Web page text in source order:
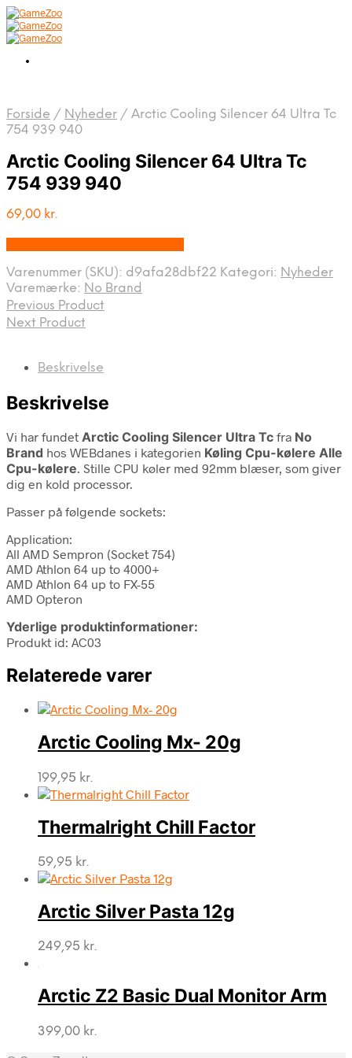
Forside / Nyheder / Arctic Cooling Silencer 64 Ultra Tc
754 939 940
Arctic Cooling Silencer 64 Ultra Tc
754 939 940
69,00 kr.
Varenummer (SKU): d9afa28dbf22 Kategori: Nyheder
Varemærke: No Brand
Previous Product
Next Product
Beskrivelse
Beskrivelse
Vi har fundet Arctic Cooling Silencer Ultra Tc fra No
Brand hos WEBdanes i kategorien Køling Cpu-kølere Alle
Cpu-kølere. Stille CPU køler med 92mm blæser, som giver
dig en kold processor.
Passer på følgende sockets:
Application:
All AMD Sempron (Socket 754)
AMD Athlon 64 up to 4000+
AMD Athlon 64 up to FX-55
AMD Opteron
Yderlige produktinformationer:
Produkt id: AC03
Relaterede varer
Arctic Cooling Mx- 20g
199,95 kr.
Thermalright Chill Factor
59,95 kr.
Arctic Silver Pasta 12g
249,95 kr.
Arctic Z2 Basic Dual Monitor Arm
399,00 kr.